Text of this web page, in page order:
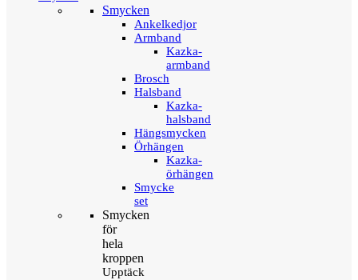
Smycken
Ankelkedjor
Armband
Kazka-
armband
Brosch
Halsband
Kazka-
halsband
Hängsmycken
Örhängen
Kazka-
örhängen
Smycke
set
Smycken
för
hela
kroppen
Upptäck